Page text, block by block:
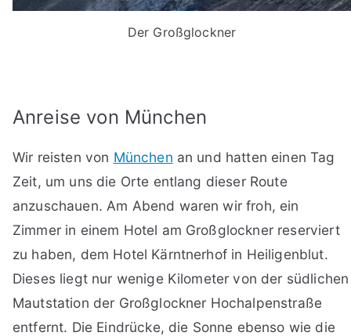
Der Großglockner
Anreise von München
Wir reisten von München an und hatten einen Tag
Zeit, um uns die Orte entlang dieser Route
anzuschauen. Am Abend waren wir froh, ein
Zimmer in einem Hotel am Großglockner reserviert
zu haben, dem Hotel Kärntnerhof in Heiligenblut.
Dieses liegt nur wenige Kilometer von der südlichen
Mautstation der Großglockner Hochalpenstraße
entfernt. Die Eindrücke, die Sonne ebenso wie die